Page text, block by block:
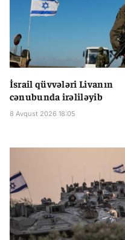
İsrail qüvvələri Livanın
cənubunda irəliləyib
8 Avqust 2026 18:05